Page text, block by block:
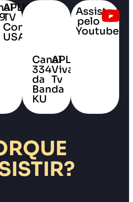
APLICATIVO
TV
Connect
USA
Canal
334
da
Banda
KU
APLICATIVO
Vivax
Tv
Assista
pelo
Youtube